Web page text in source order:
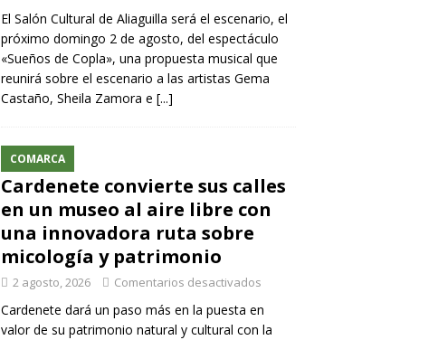
El Salón Cultural de Aliaguilla será el escenario, el
próximo domingo 2 de agosto, del espectáculo
«Sueños de Copla», una propuesta musical que
reunirá sobre el escenario a las artistas Gema
Castaño, Sheila Zamora e [...]
COMARCA
Cardenete convierte sus calles
en un museo al aire libre con
una innovadora ruta sobre
micología y patrimonio
2 agosto, 2026 Comentarios desactivados
Cardenete dará un paso más en la puesta en
valor de su patrimonio natural y cultural con la